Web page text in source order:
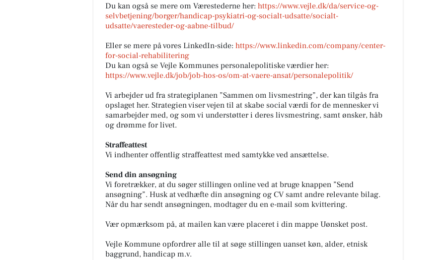
Du kan også se mere om Værestederne her: https://www.vejle.dk/da/service-og-
selvbetjening/borger/handicap-psykiatri-og-socialt-udsatte/socialt-
udsatte/vaeresteder-og-aabne-tilbud/
Eller se mere på vores LinkedIn-side: https://www.linkedin.com/company/center-
for-social-rehabilitering
Du kan også se Vejle Kommunes personalepolitiske værdier her:
https://www.vejle.dk/job/job-hos-os/om-at-vaere-ansat/personalepolitik/
Vi arbejder ud fra strategiplanen ”Sammen om livsmestring”, der kan tilgås fra
opslaget her. Strategien viser vejen til at skabe social værdi for de mennesker vi
samarbejder med, og som vi understøtter i deres livsmestring, samt ønsker, håb
og drømme for livet.
Straffeattest
Vi indhenter offentlig straffeattest med samtykke ved ansættelse.
Send din ansøgning
Vi foretrækker, at du søger stillingen online ved at bruge knappen ”Send
ansøgning”. Husk at vedhæfte din ansøgning og CV samt andre relevante bilag.
Når du har sendt ansøgningen, modtager du en e-mail som kvittering.
Vær opmærksom på, at mailen kan være placeret i din mappe Uønsket post.
Vejle Kommune opfordrer alle til at søge stillingen uanset køn, alder, etnisk
baggrund, handicap m.v.